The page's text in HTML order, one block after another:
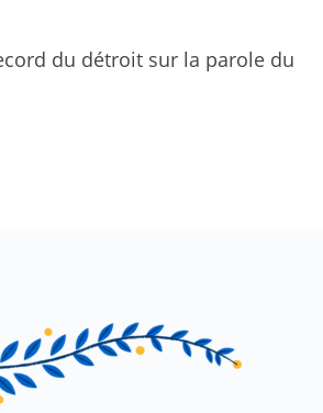
du détroit sur la parole du